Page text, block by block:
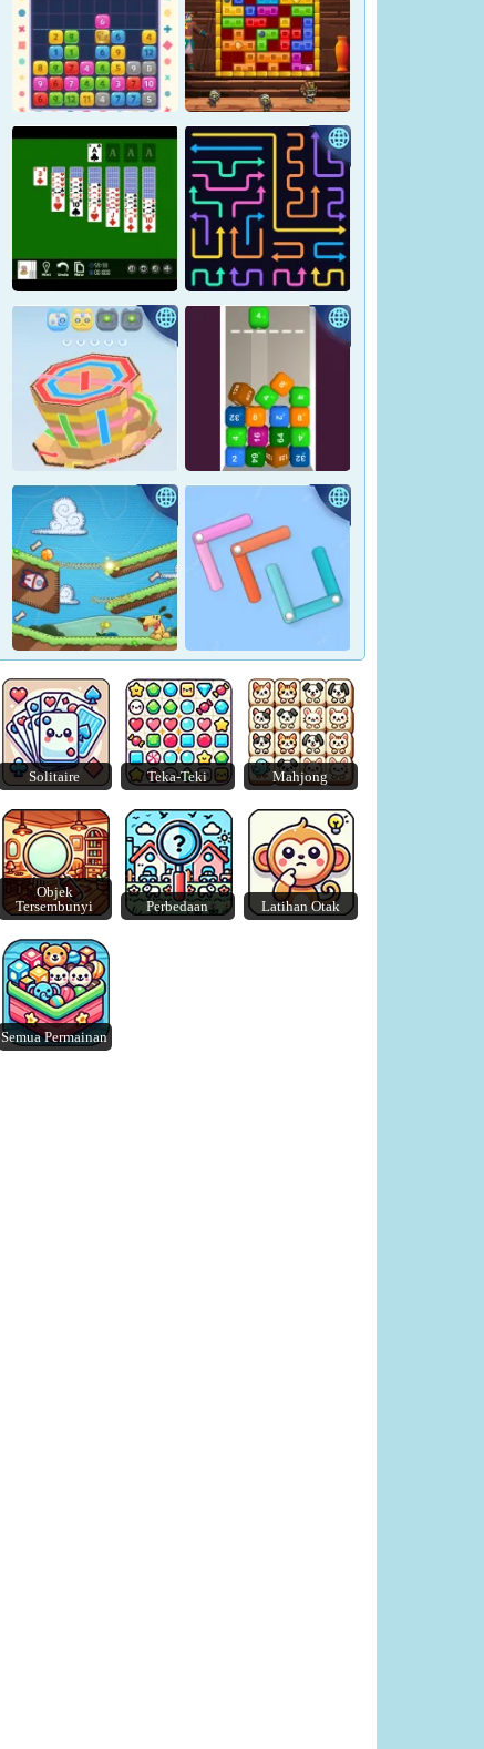
Magic Stone Puzzle: The
Petrified Prince
Osakana Game
Crown Pop Pharaoh Line
Yukon Solitaire Tap Arrows: New Levels
Tape Sort 3D
Lazy Dog Crunch Locked
Solitaire Teka-Teki Mahjong
Objek
Tersembunyi
Perbedaan Latihan Otak
Semua Permainan